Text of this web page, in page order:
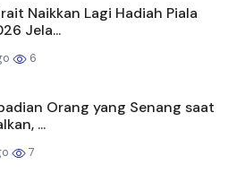
Naikkan Lagi Hadiah Piala
Jela...
6
Orang yang Senang saat
...
7